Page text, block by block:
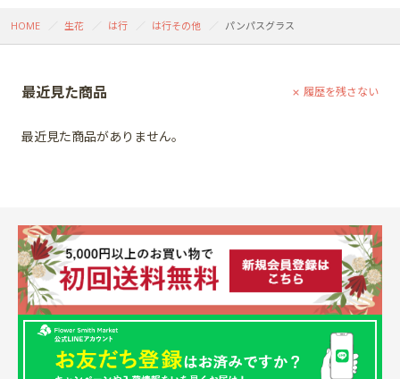
HOME 生花 は行 は行その他 パンパスグラス
最近見た商品
最近見た商品がありません。
履歴を残さない